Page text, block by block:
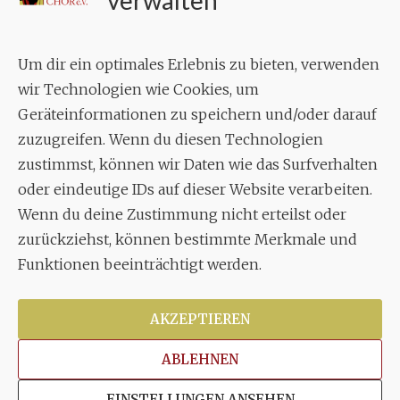
Um dir ein optimales Erlebnis zu bieten, verwenden
wir Technologien wie Cookies, um
Geräteinformationen zu speichern und/oder darauf
zuzugreifen. Wenn du diesen Technologien
zustimmst, können wir Daten wie das Surfverhalten
oder eindeutige IDs auf dieser Website verarbeiten.
Wenn du deine Zustimmung nicht erteilst oder
zurückziehst, können bestimmte Merkmale und
Funktionen beeinträchtigt werden.
AKZEPTIEREN
ABLEHNEN
Geschäftsstelle:
Aixheimer Str. 18
70619 Stuttgart
MUSIK
Musikalischer Leiter:
Enrico Trummer
Tel.+49 (0)177 / 34 23 57 1
Facebook
TwitterYouTube
Copyright © 2026Stuttgarter Oratorienchor e.V.Alle